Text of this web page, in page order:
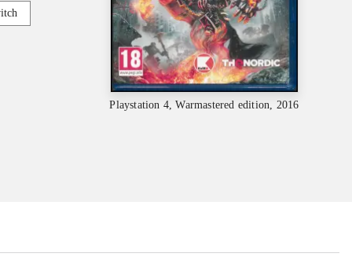
Playstation 4, Warmastered edition, 2016